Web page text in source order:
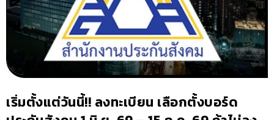
เริ่มตั้งแต่วันนี้!! ลงทะเบียน เลือกตั้งบอร์ด